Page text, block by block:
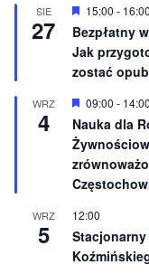
n
o
n
e
SIE
27
W
r
ó
ż
n
i
o
n
e
15:00 - 16:00
Bezpłatny
Jak
zostać
WRZ
4
W
r
ó
ż
n
i
n
e
09:00 - 14:00
Nauka dla
WRZ
5
12:00